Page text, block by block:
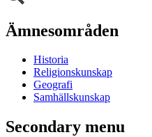
Ämnesområden
Historia
Religionskunskap
Geografi
Samhällskunskap
Secondary menu